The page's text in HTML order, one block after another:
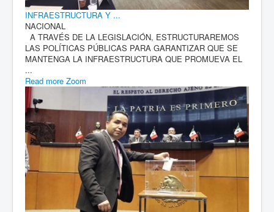
INFRAESTRUCTURA Y ...
NACIONAL
A TRAVÉS DE LA LEGISLACIÓN, ESTRUCTURAREMOS
LAS POLÍTICAS PÚBLICAS PARA GARANTIZAR QUE SE
MANTENGA LA INFRAESTRUCTURA QUE PROMUEVA EL
...
Read more Zoom